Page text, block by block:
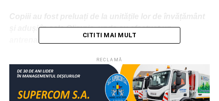
Copiii au fost preluați de la unitățile lor de învățământ
și aduși în sala Olimpia, unde au efectuat un
antrenament specific de baschet, sub atenta
alergat, au aruncat la coș și, la final, au plecat cu
cadouri”, spune Ionuţ Urzeală – preşedinte Ploiești
CITITI MAI MULT
RECLAMĂ